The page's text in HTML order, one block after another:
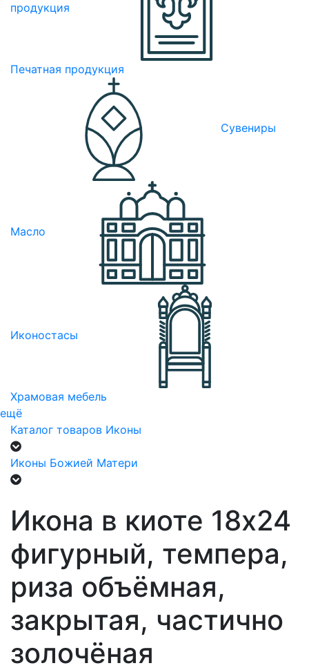
продукция
Печатная продукция
Сувениры
Масло
Иконостасы
Храмовая мебель
ещё
Каталог товаров Иконы
Иконы Божией Матери
Икона в киоте 18х24
фигурный, темпера,
риза объёмная,
закрытая, частично
золочёная